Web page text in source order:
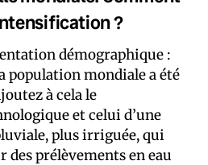
?
démographique :
population mondiale a été
à cela le
et celui d’une
plus irriguée, qui
des prélèvements en eau